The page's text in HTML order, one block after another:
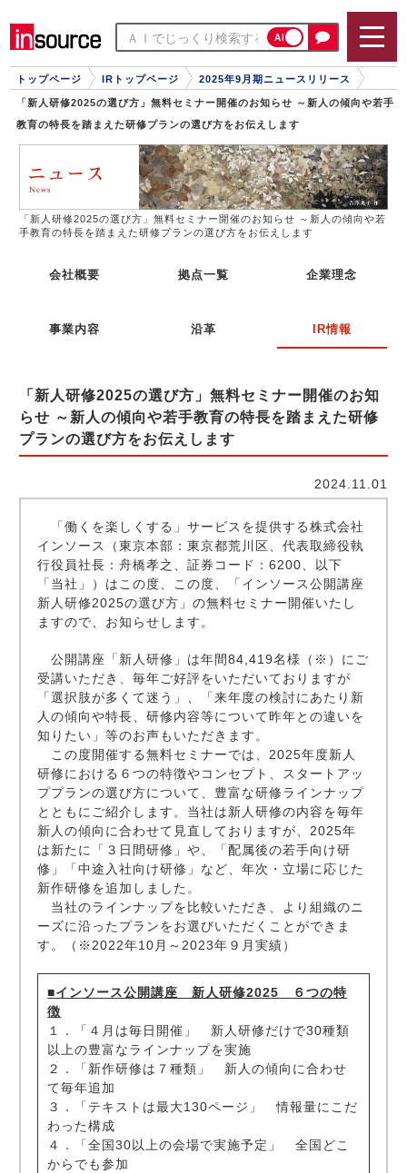
AI
トップページ IRトップページ 2025年9月期ニュースリリース
「新人研修2025の選び方」無料セミナー開催のお知らせ ～新人の傾向や若手
教育の特長を踏まえた研修プランの選び方をお伝えします
「新人研修2025の選び方」無料セミナー開催のお知らせ ～新人の傾向や若
手教育の特長を踏まえた研修プランの選び方をお伝えします
会社概要 拠点一覧 企業理念
事業内容 沿革 IR情報
「新人研修2025の選び方」無料セミナー開催のお知
らせ ～新人の傾向や若手教育の特長を踏まえた研修
プランの選び方をお伝えします
2024.11.01
「働くを楽しくする」サービスを提供する株式会社
インソース（東京本部：東京都荒川区、代表取締役執
行役員社長：舟橋孝之、証券コード：6200、以下
「当社」）はこの度、この度、「インソース公開講座
新人研修2025の選び方」の無料セミナー開催いたし
ますので、お知らせします。
公開講座「新人研修」は年間84,419名様（※）にご
受講いただき、毎年ご好評をいただいておりますが
「選択肢が多くて迷う」、「来年度の検討にあたり新
人の傾向や特長、研修内容等について昨年との違いを
知りたい」等のお声もいただきます。
この度開催する無料セミナーでは、2025年度新人
研修における６つの特徴やコンセプト、スタートアッ
ププランの選び方について、豊富な研修ラインナップ
とともにご紹介します。当社は新人研修の内容を毎年
新人の傾向に合わせて見直しておりますが、2025年
は新たに「３日間研修」や、「配属後の若手向け研
修」「中途入社向け研修」など、年次・立場に応じた
新作研修を追加しました。
当社のラインナップを比較いただき、より組織のニ
ーズに沿ったプランをお選びいただくことができま
す。（※2022年10月～2023年９月実績）
■インソース公開講座 新人研修2025 ６つの特
徴
１．「４月は毎日開催」 新人研修だけで30種類
以上の豊富なラインナップを実施
２．「新作研修は７種類」 新人の傾向に合わせ
て毎年追加
３．「テキストは最大130ページ」 情報量にこだ
わった構成
４．「全国30以上の会場で実施予定」 全国どこ
からでも参加